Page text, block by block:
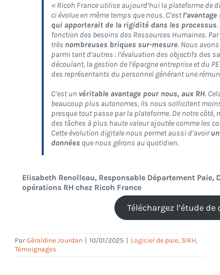
« Ricoh France utilise aujourd’hui la plateforme de
ci évolue en même temps que nous. C’est
qui apporterait de la rigidité dans les processus.
fonction des besoins des Ressources Humaines.
très nombreuses briques sur-mesure. Nous
parmi tant d’autres : l’évaluation des objectifs des
découlant, la gestion de l’épargne entreprise et du
des représentants du personnel générant une
C’est un véritable avantage pour nous, aux RH.
beaucoup plus autonomes, ils nous sollicitent
presque tout passe par la plateforme. De notre
des tâches à plus haute valeur ajoutée comme les
Cette évolution digitale nous permet aussi d’avoir
données que nous gérons au quotidien.
Elisabeth Renolleau, Responsable Département
opérations RH chez Ricoh France
Téléchargez l’étude
ParGéraldine Jourdan | 10/01/2025 | Logiciel de paie, SIRH,
Témoignages